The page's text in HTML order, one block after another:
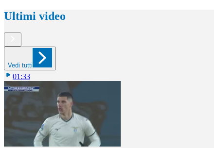
Ultimi video
Vedi tutti
01:33